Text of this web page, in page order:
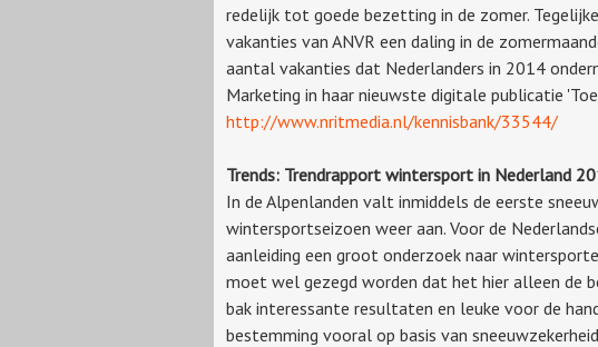
redelijk tot goede bezetting in de zomer.
vakanties van ANVR een daling in de
aantal vakanties dat Nederlanders in 2014
Marketing in haar nieuwste digitale publicatie
http://www.nritmedia.nl/kennisbank/33544/
Trends: Trendrapport wintersport in Nederland
In de Alpenlanden valt inmiddels de eerste
wintersportseizoen weer aan. Voor de
aanleiding een groot onderzoek naar
moet wel gezegd worden dat het hier alleen de
bak interessante resultaten en leuke voor de
bestemming vooral op basis van